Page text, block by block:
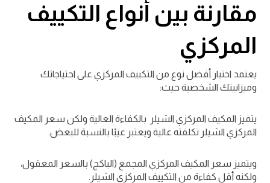
مقارنة بين أنواع التكييف
المركزي
يعتمد اختيار أفضل نوع من التكييف المركزي على احتياجاتك
وميزانيتك الشخصية حيث:
يتميز المكيف المركزي الشيلر بالكفاءة العالية ولكن سعر المكيف
المركزي الشيلر تكلفته عالية ويعتبر عيبًا بالنسبة للبعض.
ويتميز سعر المكيف المركزي المجمع (الباكج) بالسعر المعقول،
ولكنه أقل كفاءة من التكييف المركزي الشيلر.